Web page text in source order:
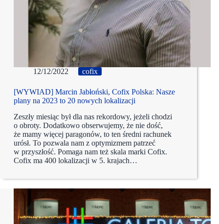
12/12/2022 cofix
[WYWIAD] Marcin Jabłoński, Cofix Polska: Nasze
plany na 2023 to 20 nowych lokalizacji
Zeszły miesiąc był dla nas rekordowy, jeżeli chodzi
o obroty. Dodatkowo obserwujemy, że nie dość,
że mamy więcej paragonów, to ten średni rachunek
urósł. To pozwala nam z optymizmem patrzeć
w przyszłość. Pomaga nam też skala marki Cofix.
Cofix ma 400 lokalizacji w 5. krajach…